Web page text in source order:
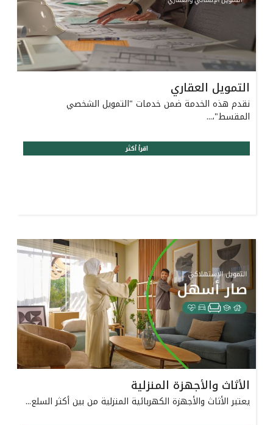
التمويل العقاري
نقدم هذه الخدمة ضمن خدمات "التمويل الشخصي
المقسط"،...
اقرأ أكثر
الأثاث والأجهزة المنزلية
يعتبر الأثاث والأجهزة الكهربائية المنزلية من بين أكثر السلع...